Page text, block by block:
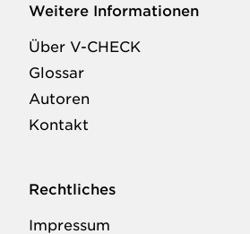
Weitere Informationen
Über V-CHECK
Glossar
Autoren
Kontakt
Rechtliches
Impressum